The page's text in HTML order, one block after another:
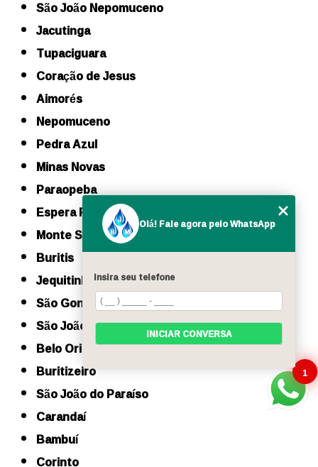
São João Nepomuceno
Jacutinga
Tupaciguara
Coração de Jesus
Aimorés
Nepomuceno
Pedra Azul
Minas Novas
Paraopeba
Espera Feliz
Monte Sião
Buritis
Jequitinhonha
São Gonçalo do Sapucaí
São João da Ponte
Belo Oriente
Buritizeiro
São João do Paraíso
Carandaí
Bambuí
Corinto
1
Olá! Fale agora pelo WhatsApp
Insira seu telefone
INICIAR CONVERSA